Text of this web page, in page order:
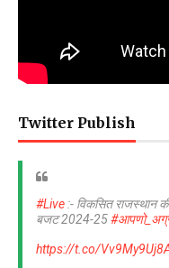
Twitter Publish
#Live :- विकसित राजस्थान
बजट 2024-25
https://t.co/